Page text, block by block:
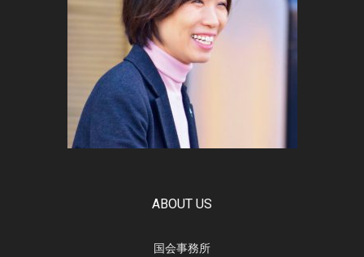
ABOUT US
国会事務所